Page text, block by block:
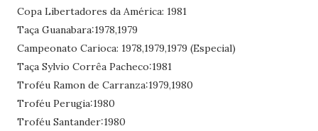
Copa Libertadores da América: 1981
Taça Guanabara:1978,1979
Campeonato Carioca: 1978,1979,1979 (Especial)
Taça Sylvio Corrêa Pacheco:1981
Troféu Ramon de Carranza:1979,1980
Troféu Perugia:1980
Troféu Santander:1980